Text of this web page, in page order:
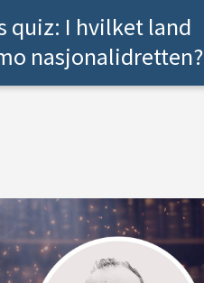
quiz: I hvilket land
nasjonalidretten?